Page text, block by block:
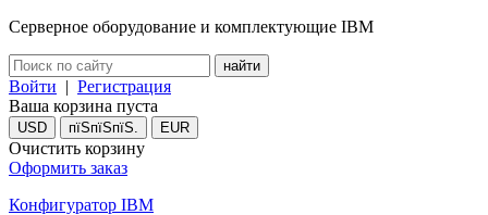
Серверное оборудование и комплектующие IBM
Войти | Регистрация
Ваша корзина пуста
USD пїЅпїЅпїЅ. EUR
Очистить корзину
Оформить заказ
Конфигуратор IBM